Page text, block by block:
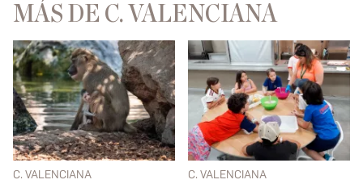
MÁS DE C. VALENCIANA
C. VALENCIANA C. VALENCIANA